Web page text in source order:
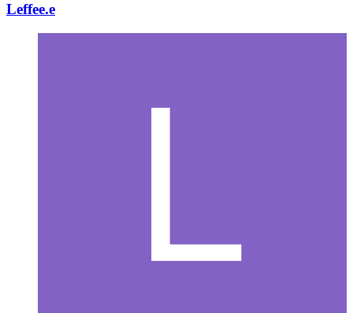
Leffee.e